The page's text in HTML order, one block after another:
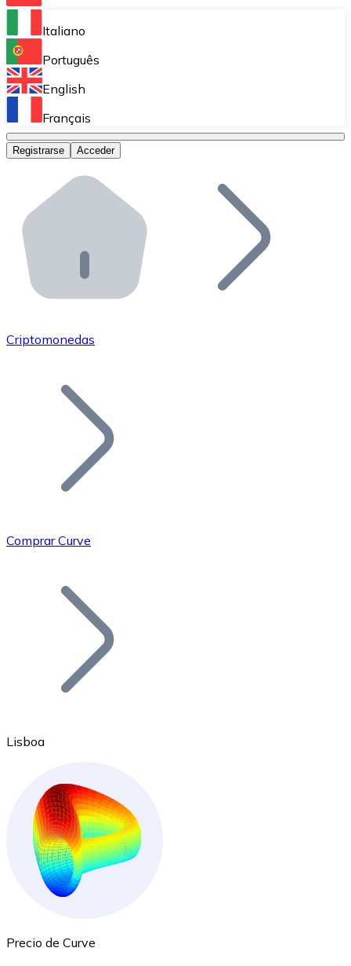
Bitnovo Ramp
Integra nuestra solución en tu plataforma.
Bitnovo Giftcards
Bitnovo OTC
Bitnovo ATM
Integra un ATM Bitnovo en tu negocio y permite que
Bitnovo API
Integra nuestra API en tu ecosistema.
Únete a nuestra red de distribuidores.
Añade tu proyecto a nuestro ecosistema.
Bitcoin
Ethereum
ETH
Italiano
Português
English
Français
Registrarse Acceder
Criptomonedas
Comprar Curve
Lisboa
Precio de Curve